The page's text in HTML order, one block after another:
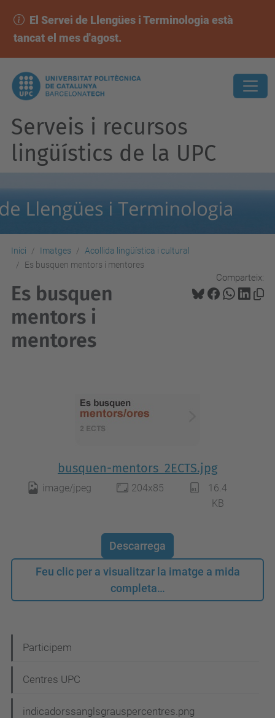
El Servei de Llengües i Terminologia està
tancat el mes d'agost.
Serveis i recursos
lingüístics de la UPC
Inici Imatges
Acollida lingüística i cultural
Es busquen mentors i mentores
Comparteix:
Es busquen
mentors i
mentores
busquen-mentors_2ECTS.jpg
image/jpeg 204x85
16.4
KB
Descarrega
Feu clic per a visualitzar la imatge a mida
completa…
a
v
Participem
Centres UPC
indicadorssanglsgrauspercentres.png